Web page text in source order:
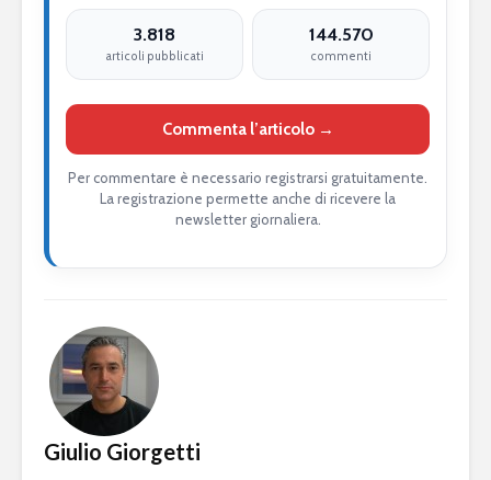
3.818
articoli pubblicati
144.570
commenti
Commenta l’articolo →
Per commentare è necessario registrarsi gratuitamente.
La registrazione permette anche di ricevere la
newsletter giornaliera.
Giulio Giorgetti